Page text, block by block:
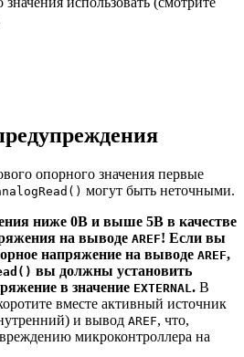
опорного значения первые
могут быть неточными.
ниже 0В и выше 5В в качестве
на выводе AREF! Если вы
напряжение на выводе AREF,
вы должны установить
в значение EXTERNAL . В
вместе активный источник
и вывод AREF, что,
микроконтроллера на